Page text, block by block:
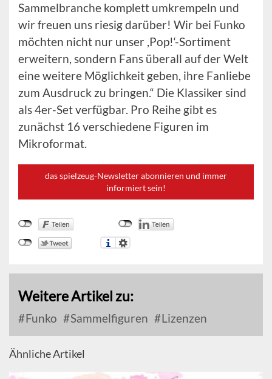
Sammelbranche komplett umkrempeln und
wir freuen uns riesig darüber! Wir bei Funko
möchten nicht nur unser ,Pop!‘-Sortiment
erweitern, sondern Fans überall auf der Welt
eine weitere Möglichkeit geben, ihre Fanliebe
zum Ausdruck zu bringen.“ Die Klassiker sind
als 4er-Set verfügbar. Pro Reihe gibt es
zunächst 16 verschiedene Figuren im
Mikroformat.
das spielzeug-Newsletter abonnieren und immer
informiert sein!
Weitere Artikel zu:
Funko Sammelfiguren Lizenzen
Ähnliche Artikel